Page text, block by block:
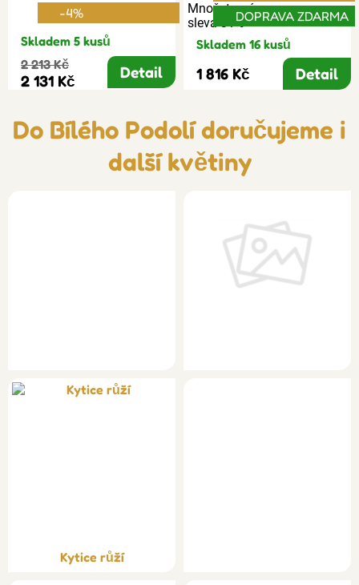
-4%
Skladem 5 kusů
2 213 Kč
2 131 Kč Detail
Množstevní
sleva 31%DOPRAVA ZDARMA
Skladem 16 kusů
1 816 Kč Detail
Do Bílého Podolí doručujeme i
další květiny
Kytice růží